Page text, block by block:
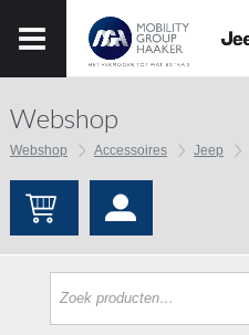
Webshop
Webshop Accessoires Jeep